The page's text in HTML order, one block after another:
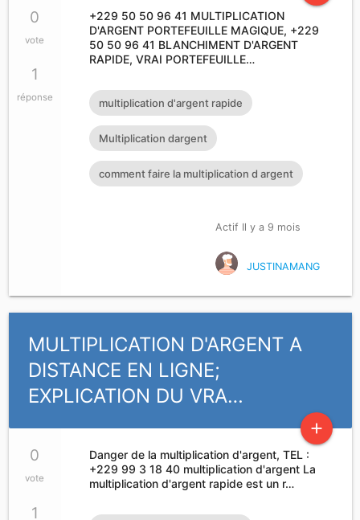
0
vote
1
réponse
+229 50 50 96 41 MULTIPLICATION
D'ARGENT PORTEFEUILLE MAGIQUE, +229
50 50 96 41 BLANCHIMENT D'ARGENT
RAPIDE, VRAI PORTEFEUILLE…
multiplication d'argent rapide
Multiplication dargent
comment faire la multiplication d argent
Actif Il y a 9 mois
JUSTINAMANG
MULTIPLICATION D'ARGENT A
DISTANCE EN LIGNE;
EXPLICATION DU VRA…
add
0
vote
1
Danger de la multiplication d'argent, TEL :
+229 99 3 18 40 multiplication d'argent La
multiplication d'argent rapide est un r…